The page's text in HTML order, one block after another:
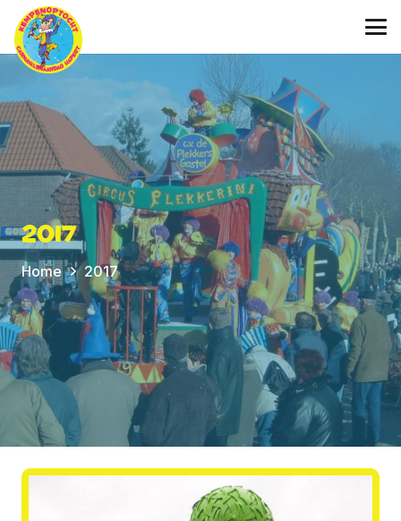
2017
Home 2017